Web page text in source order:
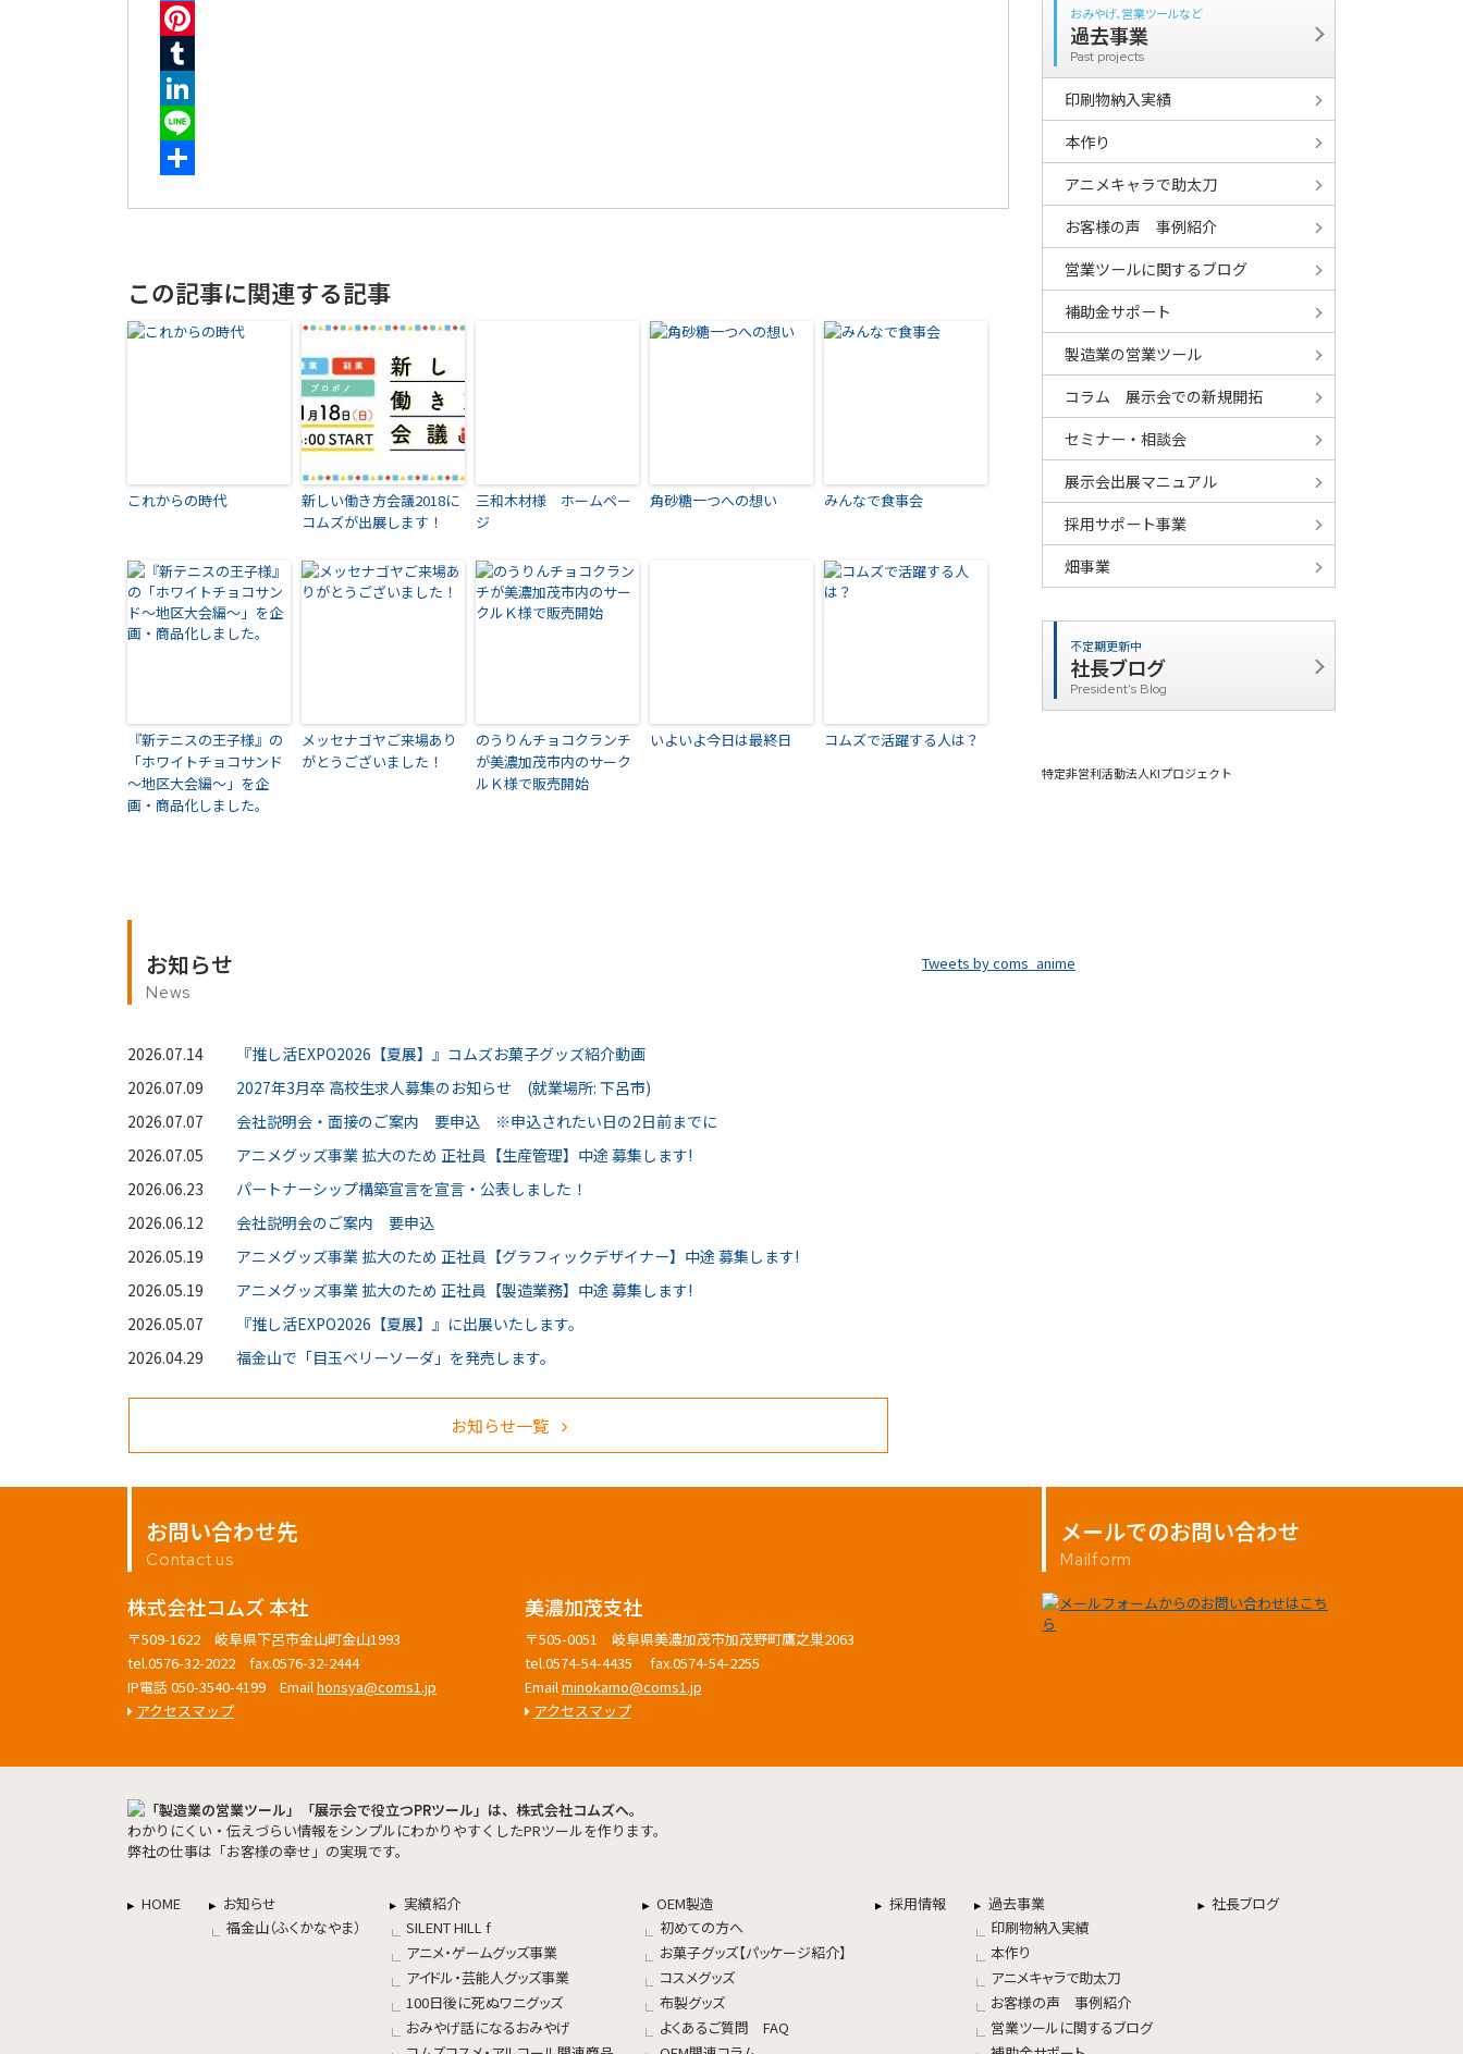
Twitter
Pinterest
Tumblr
LinkedIn
Line
有
この記事に関連する記事
これからの時代
新しい働き方会議2018に
コムズが出展します！
三和木材様 ホームペー
ジ
角砂糖一つへの想い みんなで食事会
『新テニスの王子様』の
「ホワイトチョコサンド
～地区大会編～」を企
画・商品化しました。
メッセナゴヤご来場あり
がとうございました！
のうりんチョコクランチ
が美濃加茂市内のサーク
ルＫ様で販売開始
いよいよ今日は最終日 コムズで活躍する人は？
おみやげ、営業ツールなど
過去事業
Past projects
印刷物納入実績
本作り
アニメキャラで助太刀
お客様の声 事例紹介
営業ツールに関するブログ
補助金サポート
製造業の営業ツール
コラム 展示会での新規開拓
セミナー・相談会
展示会出展マニュアル
採用サポート事業
畑事業
不定期更新中
社長ブログ
President's Blog
特定非営利活動法人KIプロジェクト
お知らせ
News
2026.07.14
『推し活EXPO2026【夏展】』コムズお菓子グッズ紹介動画
2026.07.09
2027年3月卒 高校生求人募集のお知らせ (就業場所: 下呂市)
2026.07.07
会社説明会・面接のご案内 要申込 ※申込されたい日の2日前までに
2026.07.05
アニメグッズ事業 拡大のため 正社員【生産管理】中途 募集します!
2026.06.23
パートナーシップ構築宣言を宣言・公表しました！
2026.06.12
会社説明会のご案内 要申込
2026.05.19
アニメグッズ事業 拡大のため 正社員【グラフィックデザイナー】中途 募集します!
2026.05.19
アニメグッズ事業 拡大のため 正社員【製造業務】中途 募集します!
2026.05.07
『推し活EXPO2026【夏展】』に出展いたします。
2026.04.29
福金山で「目玉ベリーソーダ」を発売します。
お知らせ一覧
Tweets by coms_anime
お問い合わせ先
Contact us
株式会社コムズ 本社
〒509-1622 岐阜県下呂市金山町金山1993
tel.0576-32-2022 fax.0576-32-2444
IP電話 050-3540-4199 Emailhonsya@coms1.jp
アクセスマップ
美濃加茂支社
〒505-0051 岐阜県美濃加茂市加茂野町鷹之巣2063
tel.0574-54-4435 fax.0574-54-2255
Emailminokamo@coms1.jp
アクセスマップ
メールでのお問い合わせ
Mailform
わかりにくい・伝えづらい情報をシンプルにわかりやすくしたPRツールを作ります。
弊社の仕事は「お客様の幸せ」の実現です。
HOME
お知らせ
福金山（ふくかなやま）
実績紹介
SILENT HILL f
アニメ・ゲームグッズ事業
アイドル・芸能人グッズ事業
100日後に死ぬワニグッズ
おみやげ話になるおみやげ
OEM製造
初めての方へ
お菓子グッズ【パッケージ紹介】
コスメグッズ
布製グッズ
よくあるご質問 FAQ
採用情報
過去事業
印刷物納入実績
本作り
アニメキャラで助太刀
お客様の声 事例紹介
営業ツールに関するブログ
社長ブログ